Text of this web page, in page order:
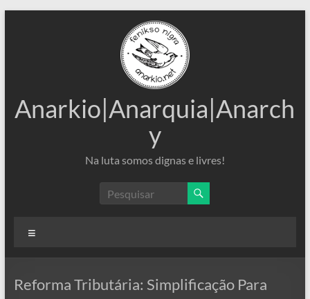
Anarkio|Anarquia|Anarch
y
Na luta somos dignas e livres!
Reforma Tributária: Simplificação Para